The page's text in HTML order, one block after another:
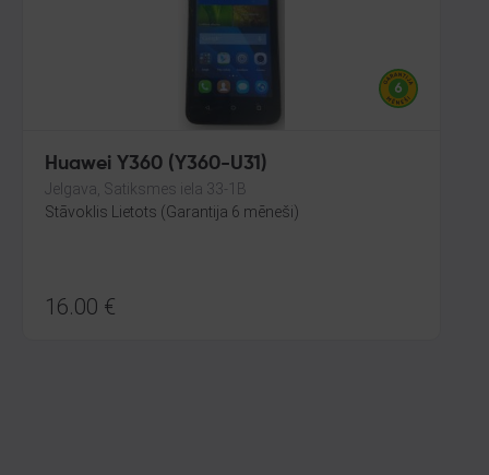
Huawei Y360 (Y360-U31)
Jelgava, Satiksmes iela 33-1B
Stāvoklis Lietots (Garantija 6 mēneši)
16.00 €